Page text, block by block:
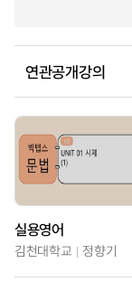
연관공개강의
실용영어
김천대학교 정향기